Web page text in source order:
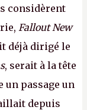
considèrent
Fallout New
déjà dirigé le
, serait à la tête
un passage un
depuis